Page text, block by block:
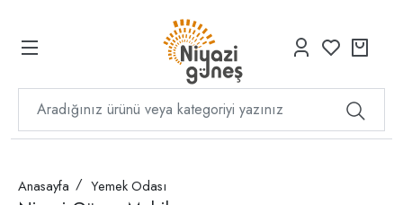
Anasayfa Yemek Odası